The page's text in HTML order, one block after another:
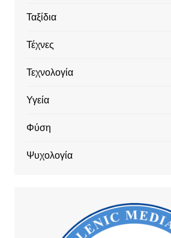
Ταξίδια
Τέχνες
Τεχνολογία
Υγεία
Φύση
Ψυχολογία